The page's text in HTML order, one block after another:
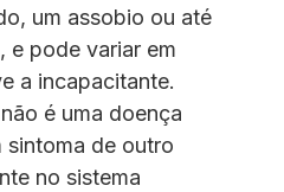
um assobio ou até
e pode variar em
a incapacitante.
é uma doença
sintoma de outro
no sistema